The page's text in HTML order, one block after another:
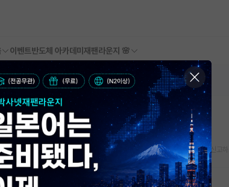
이벤트반도체 아카데미 재팬라운지 🌸
스크랩 신고